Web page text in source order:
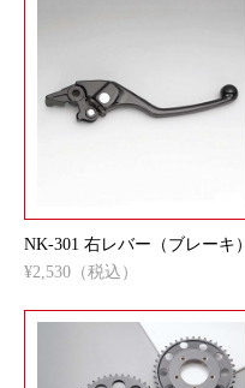
NK-301 右レバー（ブレーキ）
¥2,530（税込）